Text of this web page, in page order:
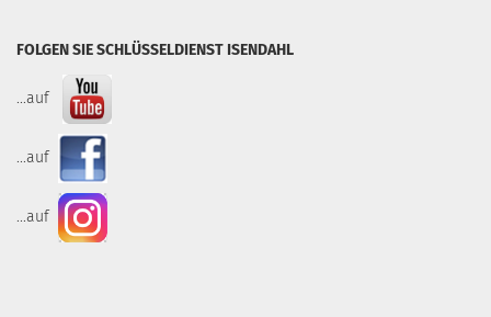
FOLGEN SIE SCHLÜSSELDIENST ISENDAHL
...auf
...auf
...auf